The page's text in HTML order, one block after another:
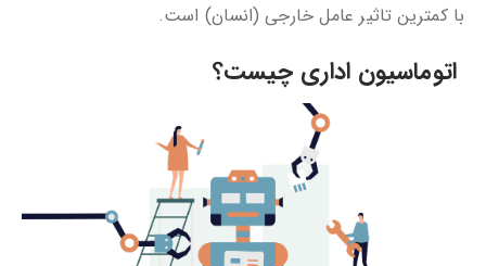
با کمترین تاثیر عامل خارجی (انسان) است.
اتوماسیون اداری چیست؟